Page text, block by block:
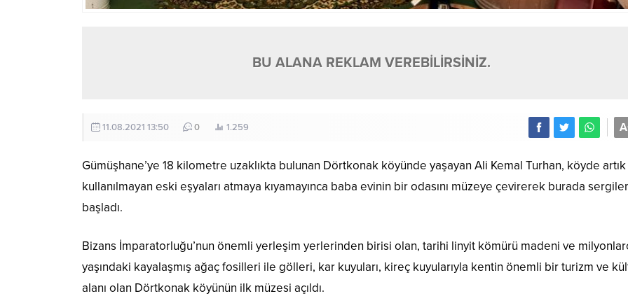
BU ALANA REKLAM VEREBİLİRSİNİZ.
11.08.2021 13:50 0 1.259 A
Gümüşhane’ye 18 kilometre uzaklıkta bulunan Dörtkonak köyünde yaşayan Ali Kemal Turhan, köyde artık
kullanılmayan eski eşyaları atmaya kıyamayınca baba evinin bir odasını müzeye çevirerek burada
başladı.
Bizans İmparatorluğu’nun önemli yerleşim yerlerinden birisi olan, tarihi linyit kömürü madeni ve
yaşındaki kayalaşmış ağaç fosilleri ile gölleri, kar kuyuları, kireç kuyularıyla kentin önemli bir turizm ve
alanı olan Dörtkonak köyünün ilk müzesi açıldı.